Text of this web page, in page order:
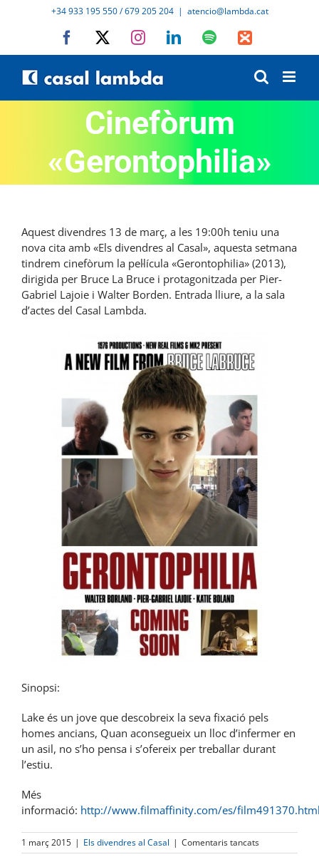
+34 933 195 550 / 679 205 204 | atencio@lambda.cat
Facebook InstagramLinkedInSpotifyIVoox
Cinefòrum
«Gerontophilia»
Aquest divendres 13 de març, a les 19:00h teniu una
nova cita amb «Els divendres al Casal», aquesta setmana
tindrem cinefòrum la pel·lícula «Gerontophilia» (2013),
dirigida per Bruce La Bruce i protagonitzada per Pier-
Gabriel Lajoie i Walter Borden. Entrada lliure, a la sala
d’actes del Casal Lambda.
Sinopsi:
Lake és un jove que descobreix la seva fixació pels
homes ancians, Quan aconsegueix un lloc d’infermer en
un asil, no s’ho pensa i s’ofereix per treballar durant
l’estiu.
Més
informació: http://www.filmaffinity.com/es/
1 març 2015 | Els divendres al Casal | Comentaris tancatsa
Cinefòrum